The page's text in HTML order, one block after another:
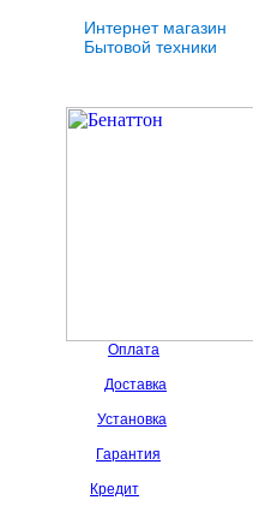
Интернет магазин
Бытовой техники
Оплата
Доставка
Установка
Гарантия
Кредит